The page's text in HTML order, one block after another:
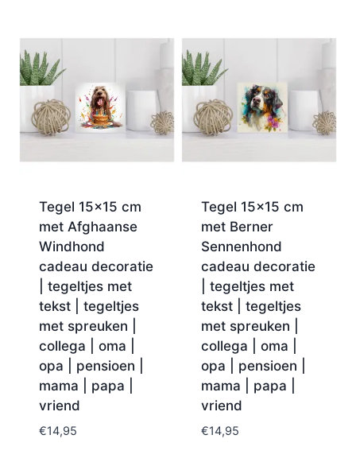
Tegel 15×15 cm
met Afghaanse
Windhond
cadeau decoratie
| tegeltjes met
tekst | tegeltjes
met spreuken |
collega | oma |
opa | pensioen |
mama | papa |
vriend
€14,95
Tegel 15×15 cm
met Berner
Sennenhond
cadeau decoratie
| tegeltjes met
tekst | tegeltjes
met spreuken |
collega | oma |
opa | pensioen |
mama | papa |
vriend
€14,95